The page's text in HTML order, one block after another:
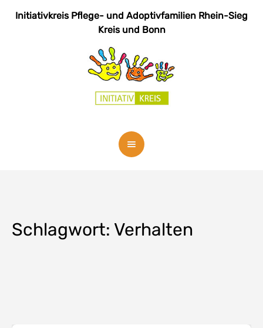
Initiativkreis Pflege- und Adoptivfamilien Rhein-Sieg
Kreis und Bonn
Schlagwort: Verhalten